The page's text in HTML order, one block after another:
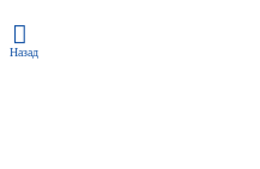
Назад